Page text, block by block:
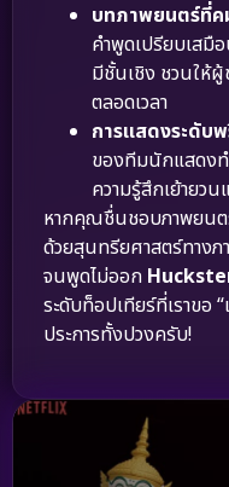
บทภาพยนตร์ที่ค
คำพูดเปรียบเสมื
มีชั้นเชิง ชวนให้
ตลอดเวลา
การแสดงระดับ
ของทีมนักแสดง
ความรู้สึกเย้ายว
หากคุณชื่นชอบภาพยนต
ด้วยสุนทรียศาสตร์ทาง
จนพูดไม่ออก
ระดับท็อปเทียร์ที่เราขอ
ประการทั้งปวงครับ!